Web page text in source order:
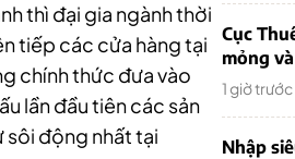
thì đại gia ngành thời
tiếp các cửa hàng tại
chính thức đưa vào
lần đầu tiên các sản
sôi động nhất tại
Cục
mỏng
1 giờ trước
Nhập